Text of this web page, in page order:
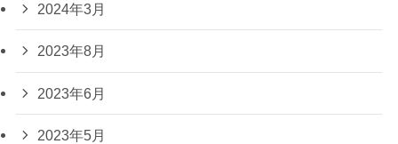
2024年3月
2023年8月
2023年6月
2023年5月